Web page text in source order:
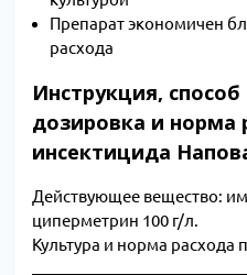
Препарат экономичен
расхода
Инструкция,
дозировка и норма
инсектицида
Действующее вещество:
циперметрин 100 г/л.
Культура и норма расхода